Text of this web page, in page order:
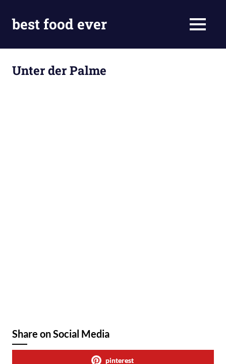
contentbest food ever MENU
Unter der Palme
Share on Social Media
pinterest